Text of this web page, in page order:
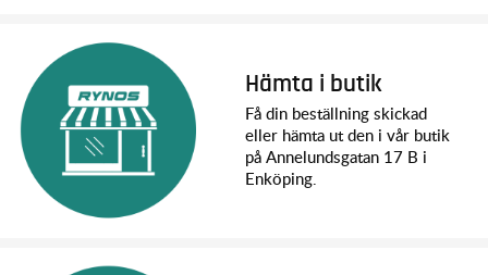
Hämta i butik
Få din beställning skickad
eller hämta ut den i vår butik
på Annelundsgatan 17 B i
Enköping.